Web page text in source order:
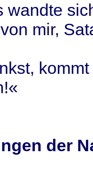
wandte
mir,
, kommt
!«
der